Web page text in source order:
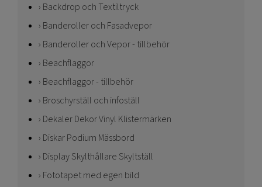
Backdrop och Textiltryck
Banderoller och Fasadvepor
Banderoller och Vepor - tillbehör
Beachflaggor
Beachflaggor - tillbehör
Broschyrställ och infoställ
Dekaler Dekor Vinyl Klistermärken
Diskar Podium Mässbord
Display Skylthållare Skyltställ
Fototapet med egen bild